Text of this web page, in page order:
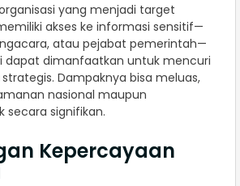
yang menjadi target
akses ke informasi sensitif—
atau pejabat pemerintah—
dapat dimanfaatkan untuk mencuri
Dampaknya bisa meluas,
nasional maupun
secara signifikan.
Kepercayaan